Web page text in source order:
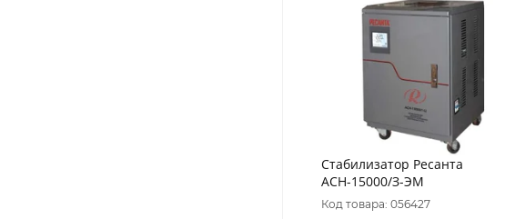
Стабилизатор Ресанта
АСН-15000/З-ЭМ
Код товара: 056427